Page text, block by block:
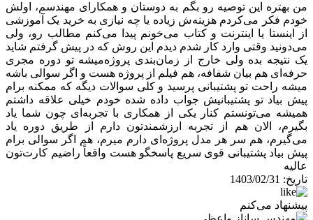
من بهتره این توصیه رو بگم به دوستان و همکارای مهندسم، اولش
خودم فکر می‌کردم هزینه‌ش زیاده یا چه نیازی به خرید یک آموزشی
از اینستا یا اینترنت و کتاب می‌خونم پیدا می‌کنم مطالب رو، ولی
می‌دونید وقتی وارد کار شدم دیدم این روش که در پیش گرفتم شاید
یک نتیجه بده ولی خارج از زمان‌بندی پروژه‌میشه تو دوره مجری
حرفه‌ای هم بیان شفافه، هم فیلم از پروژه هست و اگر سوالی باشه
میشه راحت تو پشتیبانی پرسید و کلی سوالات دیگه که ممکنه برام
پیش بیاد تو پشتیبانیش جواب داده شده خودم خیلی علاقه داشتم
همیشه می‌تونستم کنار یکی از همکاری با تجربه‌ای چون شما یاد
بگیرم، الان هم از تجربه ارزشمندتون دارم از طریق دوره یاد
می‌گیرم، هم سر هر مدل پروژه‌ای دارم میرم، هم اگر سوالی برام
پیش بیاد پشتیبانی قوی سریع پاسخگو هست واقعاً راضیم کارت‌تون
عالیه
تاریخ: 1403/02/31
پیشنهاد می‌کنم